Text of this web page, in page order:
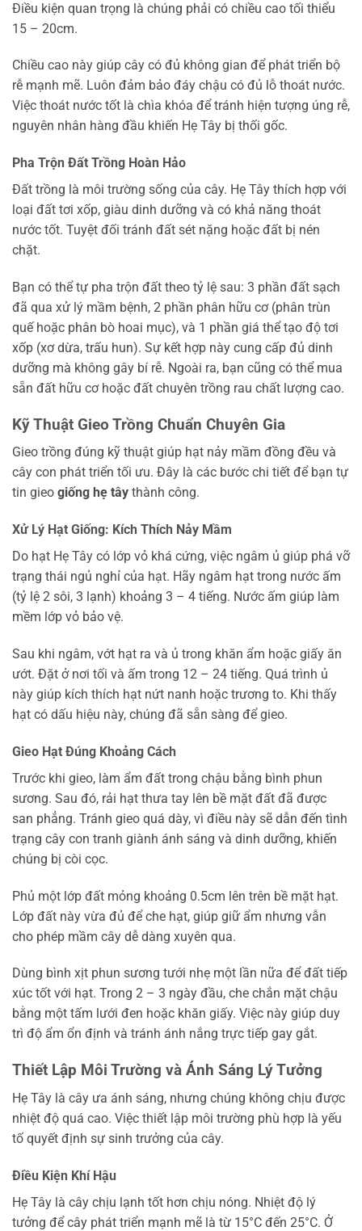
Điều kiện quan trọng là chúng phải có chiều cao tối thiểu
15 – 20cm.
Chiều cao này giúp cây có đủ không gian để phát triển bộ
rễ mạnh mẽ. Luôn đảm bảo đáy chậu có đủ lỗ thoát nước.
Việc thoát nước tốt là chìa khóa để tránh hiện tượng úng rễ,
nguyên nhân hàng đầu khiến Hẹ Tây bị thối gốc.
Pha Trộn Đất Trồng Hoàn Hảo
Đất trồng là môi trường sống của cây. Hẹ Tây thích hợp với
loại đất tơi xốp, giàu dinh dưỡng và có khả năng thoát
nước tốt. Tuyệt đối tránh đất sét nặng hoặc đất bị nén
chặt.
Bạn có thể tự pha trộn đất theo tỷ lệ sau: 3 phần đất sạch
đã qua xử lý mầm bệnh, 2 phần phân hữu cơ (phân trùn
quế hoặc phân bò hoai mục), và 1 phần giá thể tạo độ tơi
xốp (xơ dừa, trấu hun). Sự kết hợp này cung cấp đủ dinh
dưỡng mà không gây bí rễ. Ngoài ra, bạn cũng có thể mua
sẵn đất hữu cơ hoặc đất chuyên trồng rau chất lượng cao.
Kỹ Thuật Gieo Trồng Chuẩn Chuyên Gia
Gieo trồng đúng kỹ thuật giúp hạt nảy mầm đồng đều và
cây con phát triển tối ưu. Đây là các bước chi tiết để bạn tự
tin gieo giống hẹ tây thành công.
Xử Lý Hạt Giống: Kích Thích Nảy Mầm
Do hạt Hẹ Tây có lớp vỏ khá cứng, việc ngâm ủ giúp phá vỡ
trạng thái ngủ nghỉ của hạt. Hãy ngâm hạt trong nước ấm
(tỷ lệ 2 sôi, 3 lạnh) khoảng 3 – 4 tiếng. Nước ấm giúp làm
mềm lớp vỏ bảo vệ.
Sau khi ngâm, vớt hạt ra và ủ trong khăn ẩm hoặc giấy ăn
ướt. Đặt ở nơi tối và ấm trong 12 – 24 tiếng. Quá trình ủ
này giúp kích thích hạt nứt nanh hoặc trương to. Khi thấy
hạt có dấu hiệu này, chúng đã sẵn sàng để gieo.
Gieo Hạt Đúng Khoảng Cách
Trước khi gieo, làm ẩm đất trong chậu bằng bình phun
sương. Sau đó, rải hạt thưa tay lên bề mặt đất đã được
san phẳng. Tránh gieo quá dày, vì điều này sẽ dẫn đến tình
trạng cây con tranh giành ánh sáng và dinh dưỡng, khiến
chúng bị còi cọc.
Phủ một lớp đất mỏng khoảng 0.5cm lên trên bề mặt hạt.
Lớp đất này vừa đủ để che hạt, giúp giữ ẩm nhưng vẫn
cho phép mầm cây dễ dàng xuyên qua.
Dùng bình xịt phun sương tưới nhẹ một lần nữa để đất tiếp
xúc tốt với hạt. Trong 2 – 3 ngày đầu, che chắn mặt chậu
bằng một tấm lưới đen hoặc khăn giấy. Việc này giúp duy
trì độ ẩm ổn định và tránh ánh nắng trực tiếp gay gắt.
Thiết Lập Môi Trường và Ánh Sáng Lý Tưởng
Hẹ Tây là cây ưa ánh sáng, nhưng chúng không chịu được
nhiệt độ quá cao. Việc thiết lập môi trường phù hợp là yếu
tố quyết định sự sinh trưởng của cây.
Điều Kiện Khí Hậu
Hẹ Tây là cây chịu lạnh tốt hơn chịu nóng. Nhiệt độ lý
tưởng để cây phát triển mạnh mẽ là từ 15°C đến 25°C. Ở